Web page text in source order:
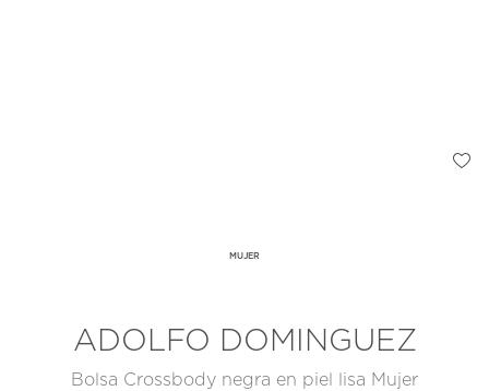
MUJER
ADOLFO DOMINGUEZ
Bolsa Crossbody negra en piel lisa Mujer